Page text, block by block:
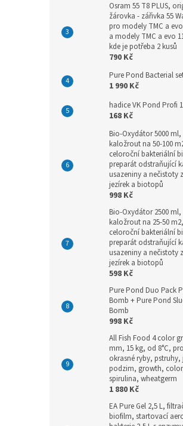
Osram 55 T8 PLUS,
žárovka - zářivka 55
pro modely TMC a
a modely TMC a evo
kde je potřeba 2 kusů
790 Kč
Pure Pond Bacterial
1 990 Kč
hadice VK Pond Profi
168 Kč
Bio-Oxydátor 5000 ml,
kaložrout na 50-100
celoroční bakteriální
preparát odstraňující
usazeniny a nečistoty
jezírek a biotopů
998 Kč
Bio-Oxydátor 2500 ml,
kaložrout na 25-50 m2,
celoroční bakteriální
preparát odstraňující
usazeniny a nečistoty
jezírek a biotopů
598 Kč
Pure Pond Duo Pack
Bomb + Pure Pond
Bomb
998 Kč
All Fish Food 4 color
mm, 15 kg, od 8°C,
okrasné ryby,
podzim, growth,
spirulina, wheatgerm
1 880 Kč
EA Pure Gel 2,5 L,
biofilm, startovací